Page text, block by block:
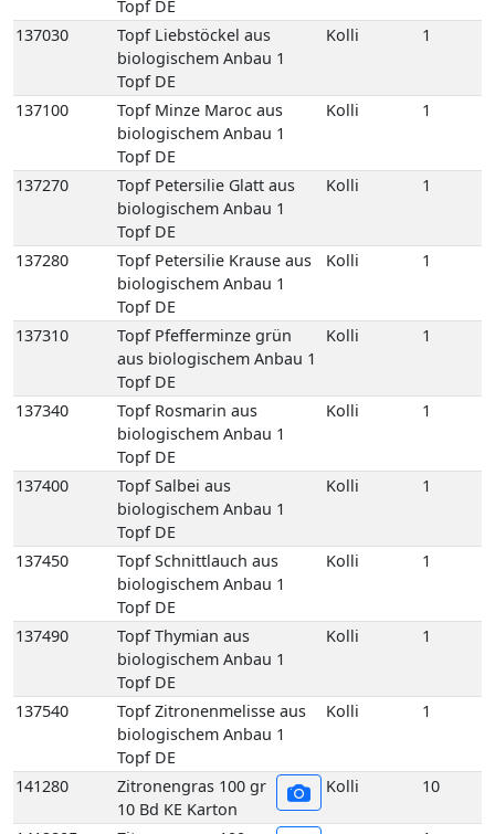
Topf Pfefferminze grün
aus biologischem Anbau 1
Topf DE
Topf Rosmarin aus
biologischem Anbau 1
Topf DE
Topf Salbei aus
biologischem Anbau 1
Topf DE
Topf Schnittlauch aus
biologischem Anbau 1
Topf DE
Topf Thymian aus
biologischem Anbau 1
Topf DE
Topf Zitronenmelisse aus
biologischem Anbau 1
Topf DE
Zitronengras 100 gr
10 Bd KE Karton
Zitronengras 100 gr
1 Bd KE
119300
Speisekartoffeln
festkochend 2,5 kg
gepackt 8 Carryfresh 35+
DE GP H-grün
Kolli 8
Speisekartoffeln
festkochend Annabelle
12,5 kg 35+ DE Netz-Säcke
Speisekartoffeln
festkochend Annabelle 25
kg 35+ DE Netz-Säcke
Speisekartoffeln